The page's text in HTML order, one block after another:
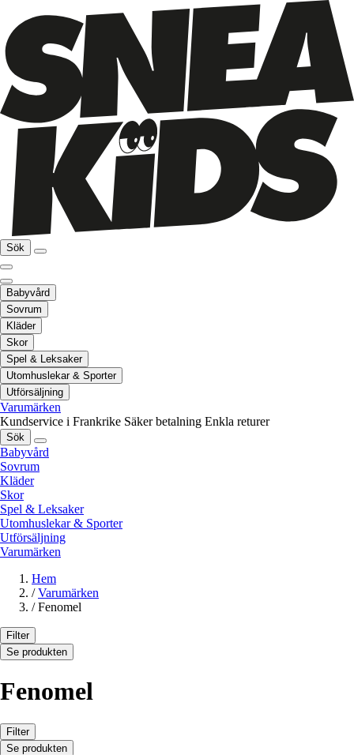
Sök
Babyvård
Sovrum
Kläder
Skor
Spel & Leksaker
Utomhuslekar & Sporter
Utförsäljning
Varumärken
Kundservice i Frankrike Säker betalning Enkla returer
Sök
Babyvård
Sovrum
Kläder
Skor
Spel & Leksaker
Utomhuslekar & Sporter
Utförsäljning
Varumärken
Hem
/ Varumärken
/ Fenomel
Filter
Se produkten
Fenomel
Filter
Se produkten